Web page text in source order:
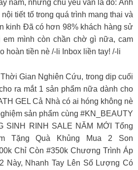
nám, nhưng chủ yếu vẫn là do: Ánh
tiết tố trong quá trình mang thai và
kinh Đã có hơn 98% khách hàng sử
em mình còn chần chờ gì nữa, cam
hoàn tiền nè /-li Inbox liền tay! /-li
Gian Nghiên Cứu, trong dịp cuối
ra mắt 1 sản phẩm nữa dành cho
GEL Cả Nhà có ai hóng không nè
sản phẩm cùng #KN_BEAUTY
SINH RINH SALE NĂM MỚI Tổng
Tặng Quà Khủng Mua 2 Son
Chỉ Còn #350k Chương Trình Áp
Này, Nhanh Tay Lên Số Lượng Có